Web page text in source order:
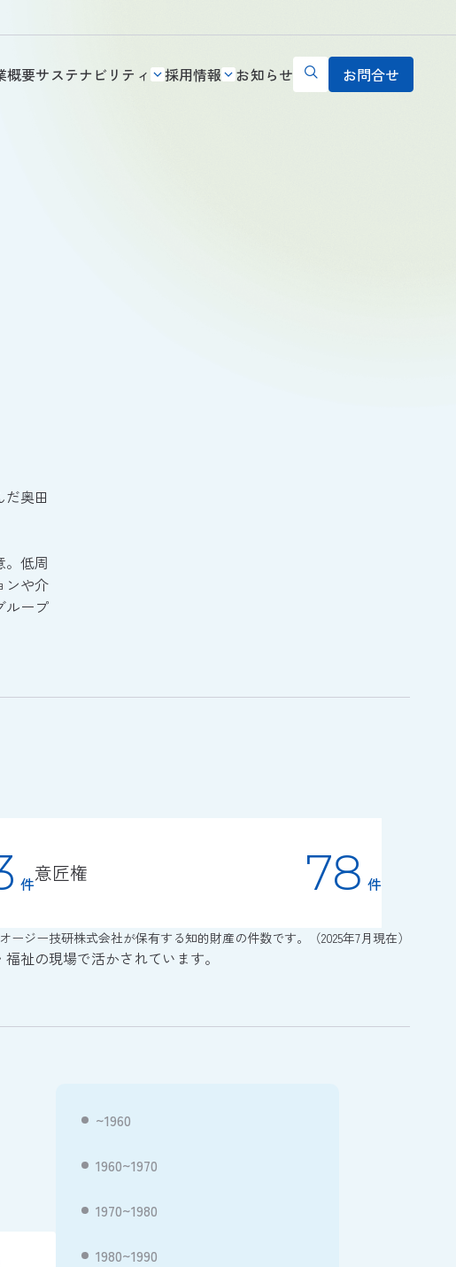
概要サステナビリティ 採用情報 お知らせ お問合せ
奥田
。低周
ンや介
ループ
件意匠権 78 件
ージー技研株式会社が保有する知的財産の件数です。（2025年7月現在）
祉の現場で活かされています。
~1960
1960~1970
1970~1980
1980~1990